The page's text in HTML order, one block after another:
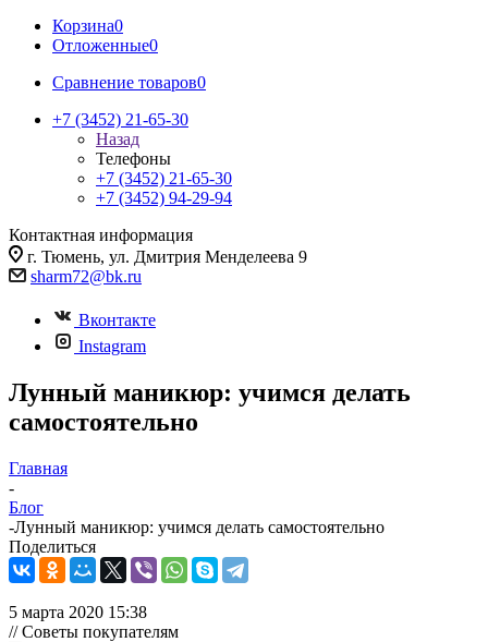
Корзина0
Отложенные0
Сравнение товаров0
+7 (3452) 21-65-30
Назад
Телефоны
+7 (3452) 21-65-30
+7 (3452) 94-29-94
Контактная информация
г. Тюмень, ул. Дмитрия Менделеева 9
sharm72@bk.ru
Вконтакте
Instagram
Лунный маникюр: учимся делать
самостоятельно
Главная
-
Блог
-Лунный маникюр: учимся делать самостоятельно
Поделиться
5 марта 2020 15:38
// Советы покупателям